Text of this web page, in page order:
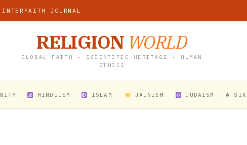
JOURNAL
RELIGION WORLD
GLOBAL FAITH • SCIENTIFIC HERITAGE • HUMAN
ETHICS
HINDUISM ISLAM JAINISM JUDAISM ☬